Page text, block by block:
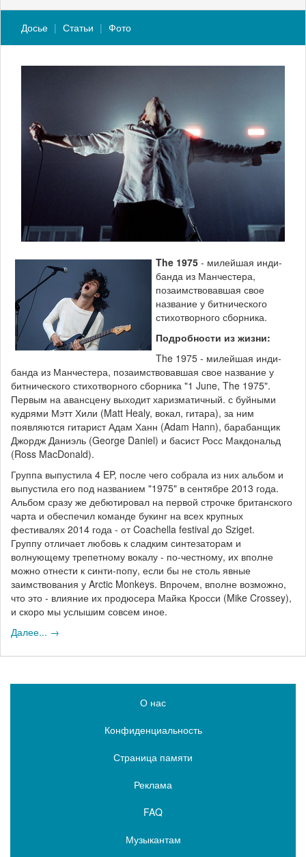
Досье Статьи Фото
The 1975 - милейшая инди-
банда из Манчестера,
позаимствовавшая свое
название у битнического
стихотворного сборника.
Подробности из жизни:
The 1975 - милейшая инди-
банда из Манчестера, позаимствовавшая свое название у
битнического стихотворного сборника "1 June, The 1975".
Первым на авансцену выходит харизматичный. с буйными
кудрями Мэтт Хили (Matt Healy, вокал, гитара), за ним
появляются гитарист Адам Ханн (Adam Hann), барабанщик
Джордж Даниэль (George Daniel) и басист Росс Макдональд
(Ross MacDonald).
Группа выпустила 4 EP, после чего собрала из них альбом и
выпустила его под названием "1975" в сентябре 2013 года.
Альбом сразу же дебютировал на первой строчке британского
чарта и обеспечил команде букинг на всех крупных
фестивалях 2014 года - от Coachella festival до Sziget.
Группу отличает любовь к сладким синтезаторам и
волнующему трепетному вокалу - по-честному, их вполне
можно отнести к синти-попу, если бы не столь явные
заимствования у Arctic Monkeys. Впрочем, вполне возможно,
что это - влияние их продюсера Майка Кросси (Mike Crossey),
и скоро мы услышим совсем иное.
Далее... →
О нас
Конфиденциальность
Страница памяти
Реклама
FAQ
Музыкантам